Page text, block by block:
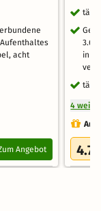
acht
Angebot
inkl.
4
4.7